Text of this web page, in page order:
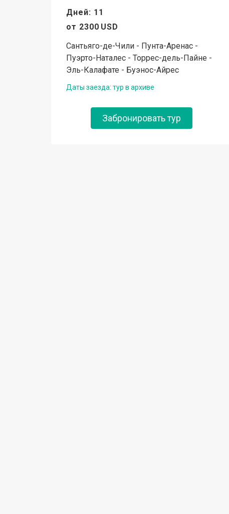
Дней: 11
от 2300 USD
Сантьяго-де-Чили - Пунта-Аренас -
Пуэрто-Наталес - Торрес-дель-Пайне -
Эль-Калафате - Буэнос-Айрес
Даты заезда: тур в архиве
Забронировать тур